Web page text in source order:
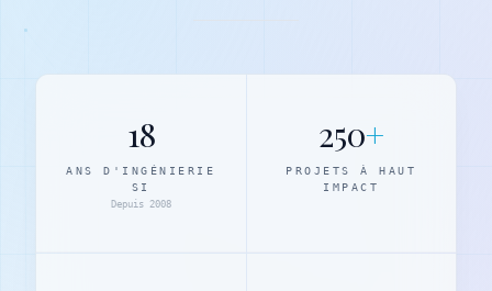
18
ANS D'INGÉNIERIE
SI
Depuis 2008
250+
PROJETS À HAUT
IMPACT